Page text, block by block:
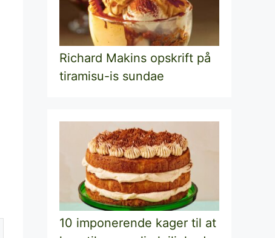
Richard Makins opskrift på
tiramisu-is sundae
10 imponerende kager til at